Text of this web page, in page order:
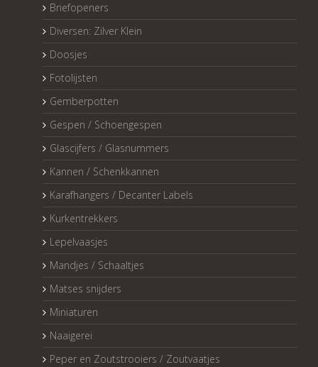
Briefopeners
Diversen: Zilver Klein
Doosjes
Fotolijsten
Gemberpotten
Gespen / Schoengespen
Glascijfers / Glasnummers
Kannen / Schenkkannen
Karafhangers / Decanter Labels
Kurkentrekkers
Lepelvaasjes
Mandjes / Schaaltjes
Matses snijders
Miniaturen
Naaigerei
Peper en Zoutstrooiers / Zoutvaatjes